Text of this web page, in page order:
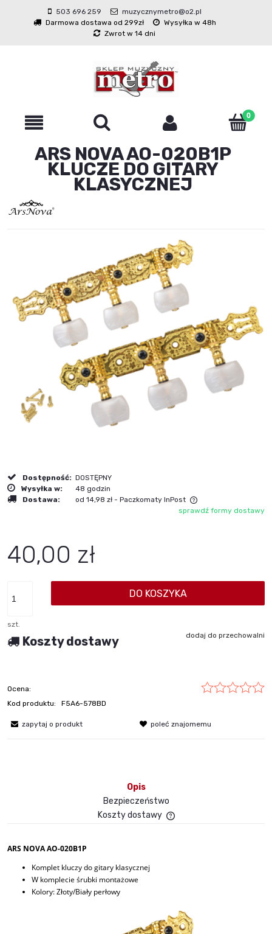
503 696 259
muzycznymetro@o2.pl
Darmowa dostawa od 299zł
Wysyłka w 48h
Zwrot w 14 dni
ARS NOVA AO-020B1P
KLUCZE DO GITARY
KLASYCZNEJ
Dostępność: DOSTĘPNY
Wysyłka w:
48 godzin
Dostawa:
od 14,98 zł - Paczkomaty InPost
Cena nie zawiera ewentualnych kosztów płatnościsprawdź formy dostawy
40,00 zł
szt.
DO KOSZYKA
dodaj do przechowalni
Koszty dostawy
Ocena:
Kod produktu:
F5A6-578BD
zapytaj o produkt poleć znajomemu
Opis
Bezpieczeństwo
Koszty dostawy
ARS NOVA AO-020B1P
Komplet kluczy do gitary klasycznej
W komplecie śrubki montażowe
Kolory: Złoty/Biały perłowy